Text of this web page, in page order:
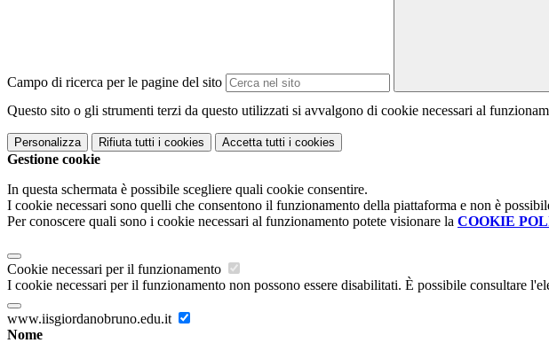
Campo di ricerca per le pagine del sito
Questo sito o gli strumenti terzi da questo utilizzati si avvalgono di cookie necessari al
Personalizza Rifiuta tutti i cookies Accetta tutti i cookies
Gestione cookie
In questa schermata è possibile scegliere quali cookie consentire.
I cookie necessari sono quelli che consentono il funzionamento della piattaforma e non è
Per conoscere quali sono i cookie necessari al funzionamento potete visionare la COOKIE
Cookie necessari per il funzionamento
I cookie necessari per il funzionamento non possono essere disabilitati. È possibile consultare
www.iisgiordanobruno.edu.it
Nome